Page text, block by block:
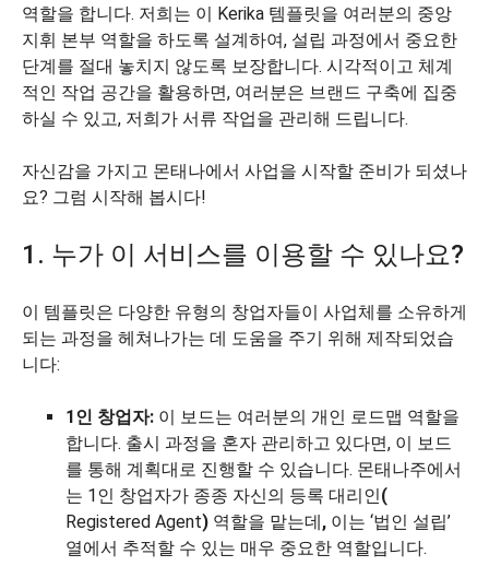
역할을 합니다. 저희는 이 Kerika 템플릿을 여러분의 중앙
지휘 본부 역할을 하도록 설계하여, 설립 과정에서 중요한
단계를 절대 놓치지 않도록 보장합니다. 시각적이고 체계
적인 작업 공간을 활용하면, 여러분은 브랜드 구축에 집중
하실 수 있고, 저희가 서류 작업을 관리해 드립니다.
자신감을 가지고 몬태나에서 사업을 시작할 준비가 되셨나
요? 그럼 시작해 봅시다!
1. 누가 이 서비스를 이용할 수 있나요?
이 템플릿은 다양한 유형의 창업자들이 사업체를 소유하게
되는 과정을 헤쳐나가는 데 도움을 주기 위해 제작되었습
니다:
1인 창업자: 이 보드는 여러분의 개인 로드맵 역할을
합니다. 출시 과정을 혼자 관리하고 있다면, 이 보드
를 통해 계획대로 진행할 수 있습니다. 몬태나주에서
는 1인 창업자가 종종 자신의 등록 대리인(
Registered Agent) 역할을 맡는데 , 이는 ‘법인 설립’
열에서 추적할 수 있는 매우 중요한 역할입니다.